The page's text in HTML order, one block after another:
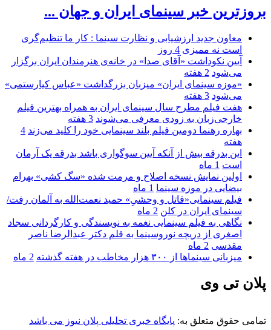
بروزترین خبر سینمای ایران و جهان ...
معاون جدید ارزشیابی و نظارت سینما : کار ما تنظیم‌گری
است نه ممیزی 4 روز
آیین نکوداشت «آقای صدا» در خانه‌ی هنرمندان ایران برگزار
می‌شود 2 هفته
«موزه سینمای ایران» میزبان بزرگداشت «عباس کیارستمی»
می‌شود 3 هفته
هفت فیلم مطرح سال سینمای ایران به همراه بهترین فیلم
خارجی‌زبان به زودی معرفی می‌شوند 3 هفته
بهاره رهنما دومین فیلم بلند سینمایی خود را کلید می‌زند 4
هفته
این بدرقه بیش از آنکه آیین سوگواری باشد بدرقه یک آرمان
است 1 ماه
اولین نمایش نسخه اصلاح و مرمت شده «سگ کشی» بهرام
بیضایی در موزه سینما 1 ماه
فیلم سینمایی«قاتل و وحشیِ» حمید نعمت‌الله به آلمان رفت/
سینمای ایران در کلن 2 ماه
نگاهی به فیلم سینمایی نغمه به نویسندگی و کارگردانی سجاد
اصغری از دریچه نوروسینما به قلم دکتر عبدالرضا ناصر
مقدسی 2 ماه
میزبانی سینماها از ۳۰۰ هزار مخاطب در هفته گذشته
2 ماه
پلان تی وی
تمامی حقوق متعلق به: پایگاه خبری تحلیلی پلان نیوز می باشد